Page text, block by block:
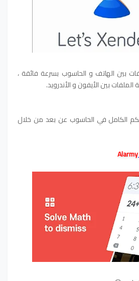
بين الهاتف و الحاسوب بسرعة فائقة ،
بين الأيفون و الأندرويد.
الكامل في الحاسوب عن بعد من خلال
Alarmy